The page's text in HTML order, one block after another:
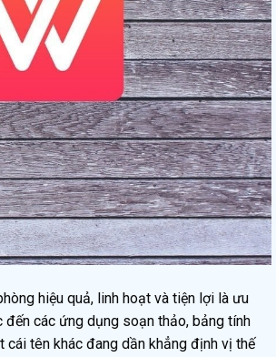
hiệu quả, linh hoạt và tiện lợi là ưu
đến các ứng dụng soạn thảo, bảng tính
cái tên khác đang dần khẳng định vị thế